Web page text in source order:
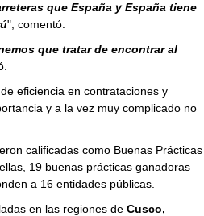
que España y España tiene
", comentó.
que tratar de encontrar al
eficiencia en contrataciones y
y a la vez muy complicado no
calificadas como Buenas Prácticas
19 buenas prácticas ganadoras
a 16 entidades públicas.
en las regiones de Cusco,